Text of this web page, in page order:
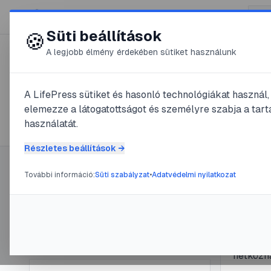
😍 LifePress
🏷️#bacon elősütés
1cikk található ezzel a címkével
Címke információ #
Az
🍪Süti beállítások
A legjobb élmény érdekében sütiket használunk
A LifePress sütiket és hasonló technológiákat
elemezze a látogatottságot és személyre szabja a
használatát.
Részletes beállítások →
További információ:Süti szabályzat•Adatvédelmi nyilatkozat